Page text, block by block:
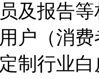
及报告
户（消
制行业